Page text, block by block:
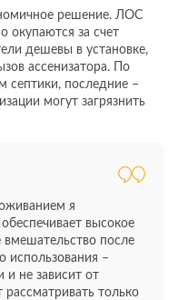
решение. ЛОС
окупаются за счет
дешевы в установке,
ассенизатора. По
септики, последние –
могут загрязнить
я
высокое
вмешательство после
использования –
и не зависит от
рассматривать только